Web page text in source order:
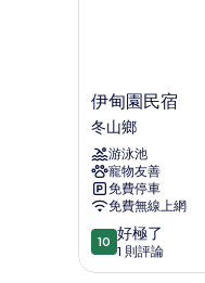
伊
甸
園
民
宿
冬
山
鄉
伊甸園民宿
冬山鄉
游泳池
寵物友善
免費停車
免費無線上網
10.0
分，
滿
10 好極了
1 則評論